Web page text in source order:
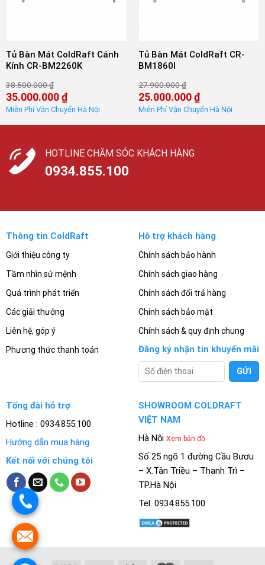
Tủ Bàn Mát ColdRaft Cánh
Kính CR-BM2260K
38.500.000₫
Giá
gốc
là:
35.000.000₫
Giá
tại
Tủ Bàn Mát ColdRaft CR-
BM1860I
27.900.000₫
Giá
gốc
là:
25.000.000₫
Giá
tại
HOTLINE CHĂM SÓC KHÁCH HÀNG
0934.855.100
Thông tin ColdRaft
Giới thiệu công ty
Tầm nhìn sứ mệnh
Quá trình phát triển
Các giải thưởng
Liên hệ, góp ý
Phương thức thanh toán
Hỗ trợ khách hàng
Chính sách bảo hành
Chính sách giao hàng
Chính sách đổi trả hàng
Chính sách bảo mật
Chính sách & quy định chung
Đăng ký nhận tin khuyến mãi
Tổng đài hỗ trợ
Hotline : 0934.855.100
Hướng dẫn mua hàng
Kết nối với chúng tôi
SHOWROOM COLDRAFT
VIỆT NAM
Hà Nội Xem bản đồ
Số 25 ngõ 1 đường Cầu Bươu
– X.Tân Triều – Thanh Trì –
TP.Hà Nội
Tel: 0934.855.100
.
.